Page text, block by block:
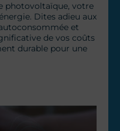
photovoltaïque, votre
Dites adieu aux
et
de vos coûts
durable pour une